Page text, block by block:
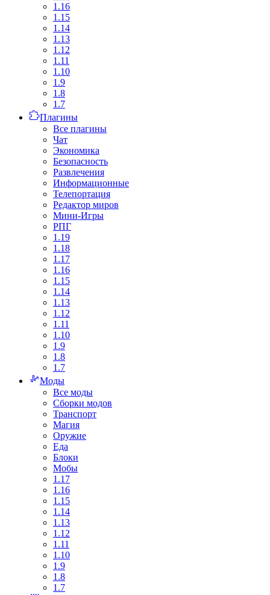
1.16
1.15
1.14
1.13
1.12
1.11
1.10
1.9
1.8
1.7
Плагины
Все плагины
Чат
Экономика
Безопасность
Развлечения
Информационные
Телепортация
Редактор миров
Мини-Игры
РПГ
1.19
1.18
1.17
1.16
1.15
1.14
1.13
1.12
1.11
1.10
1.9
1.8
1.7
Моды
Все моды
Сборки модов
Транспорт
Магия
Оружие
Еда
Блоки
Мобы
1.17
1.16
1.15
1.14
1.13
1.12
1.11
1.10
1.9
1.8
1.7